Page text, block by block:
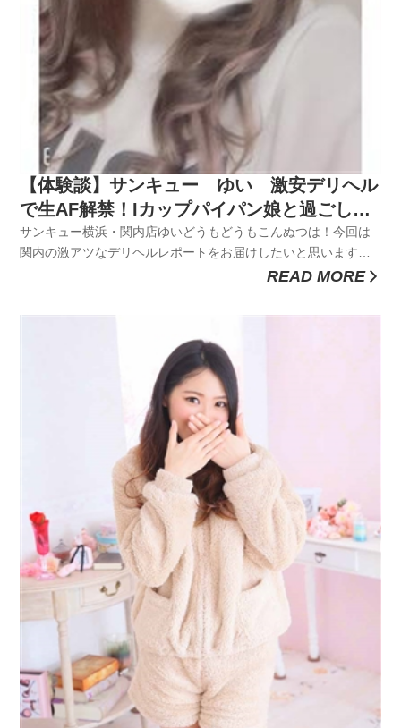
【体験談】サンキュー ゆい 激安デリヘル
で生AF解禁！Iカップパイパン娘と過ごした
エロ指数MAXの75分
サンキュー横浜・関内店ゆいどうもどうもこんぬつは！今回は
関内の激アツなデリヘルレポートをお届けしたいと思います
よ！エロに関しては様々なことにチャレンジしていきたいと思
ただきますた。お金を払わずして素人娘とヤリタイ...この気持
READ MORE